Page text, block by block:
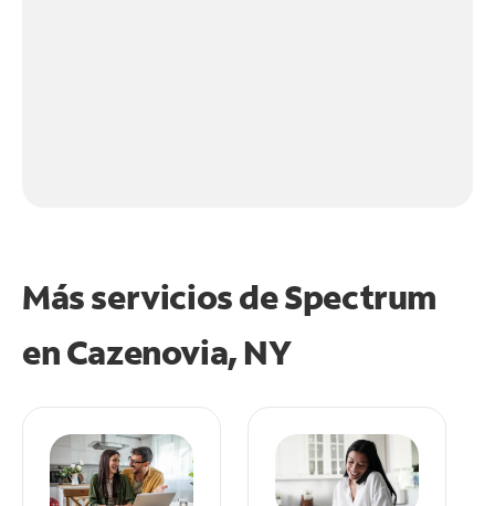
Más servicios de Spectrum
enCazenovia, NY